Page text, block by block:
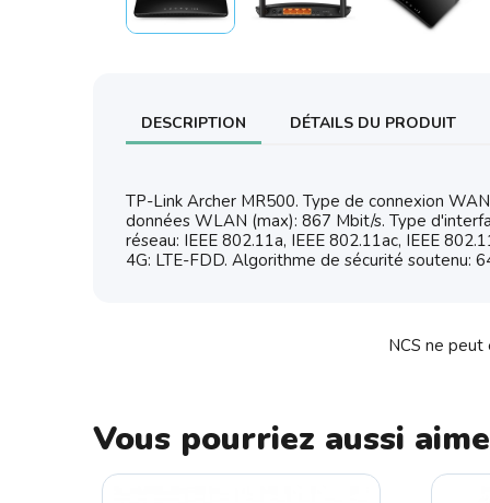
DESCRIPTION DÉTAILS DU PRODUIT
TP-Link Archer MR500. Type de connexion
données WLAN (max): 867 Mbit/s. Type
réseau: IEEE 802.11a, IEEE 802.11ac, IEEE
4G: LTE-FDD. Algorithme de sécurité soutenu:
NCS ne
Vous pourriez aussi